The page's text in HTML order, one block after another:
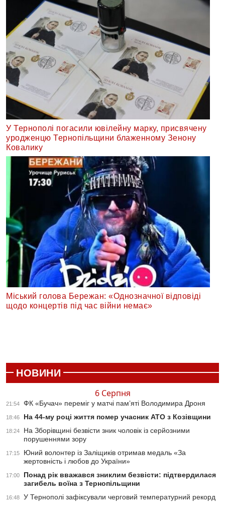
У Тернополі погасили ювілейну марку, присвячену
уродженцю Тернопільщини блаженному Зенону
Ковалику
Міський голова Бережан: «Однозначної відповіді
щодо концертів під час війни немає»
НОВИНИ
6 Серпня
21:54 ФК «Бучач» переміг у матчі пам’яті Володимира Дроня
18:46 На 44-му році життя помер учасник АТО з Козівщини
18:24
На Зборівщині безвісти зник чоловік із серйозними
порушеннями зору
17:15
Юний волонтер із Заліщиків отримав медаль «За
жертовність і любов до України»
17:00
Понад рік вважався зниклим безвісти: підтвердилася
загибель воїна з Тернопільщини
16:48
У Тернополі зафіксували черговий температурний рекорд